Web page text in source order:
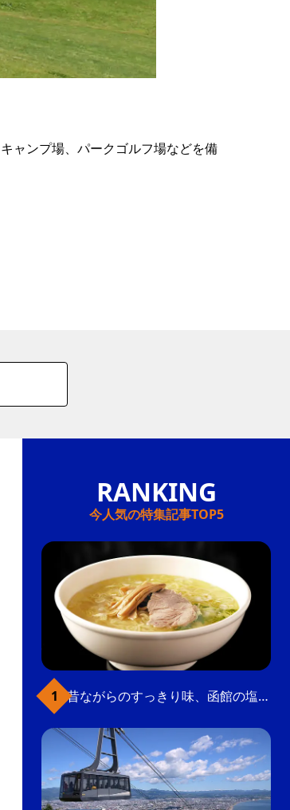
ャンプ場、パークゴルフ場などを備
今人気の特集記事TOP5
昔ながらのすっきり味、函館の塩ラーメン